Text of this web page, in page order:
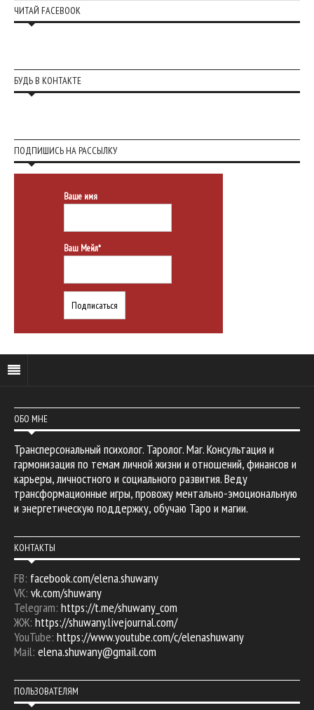
ЧИТАЙ FACEBOOK
БУДЬ В КОНТАКТЕ
ПОДПИШИСЬ НА РАССЫЛКУ
Ваше имя
Ваш Мейл*
ОБО МНЕ
Трансперсональный психолог. Таролог. Маг. Консультация и
гармонизация по темам личной жизни и отношений, финансов и
карьеры, личностного и социального развития. Веду
трансформационные игры, провожу ментально-эмоциональную
и энергетическую поддержку, обучаю Таро и магии.
КОНТАКТЫ
FB: facebook.com/elena.shuwany
VK: vk.com/shuwany
Telegram: https://t.me/shuwany_com
ЖЖ: https://shuwany.livejournal.com/
YouTube: https://www.youtube.com/c/elenashuwany
Mail: elena.shuwany@gmail.com
ПОЛЬЗОВАТЕЛЯМ